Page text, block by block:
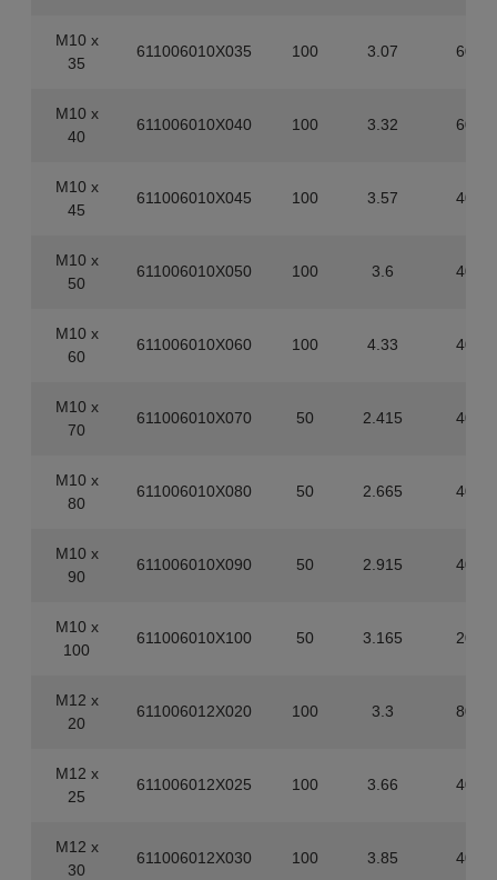
M10 x
35
611006010X035 100 3.07 600
M10 x
40
611006010X040 100 3.32 600
M10 x
45
611006010X045 100 3.57 400
M10 x
50
611006010X050 100 3.6 400
M10 x
60
611006010X060 100 4.33 400
M10 x
70
611006010X070 50 2.415 400
M10 x
80
611006010X080 50 2.665 400
M10 x
90
611006010X090 50 2.915 400
M10 x
100
611006010X100 50 3.165 200
M12 x
20
611006012X020 100 3.3 800
M12 x
25
611006012X025 100 3.66 400
M12 x
30
611006012X030 100 3.85 400